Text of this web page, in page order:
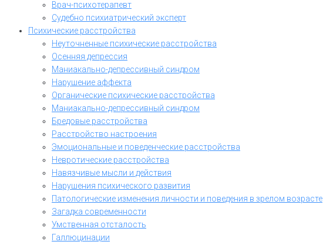
Врач-психотерапевт
Судебно психиатрический эксперт
Психические расстройства
Неуточненные психические расстройства
Осенняя депрессия
Маниакально-депрессивный синдром
Нарушение аффекта
Органические психические расстройства
Маниакально-депрессивный синдром
Бредовые расстройства
Расстройство настроения
Эмоциональные и поведенческие расстройства
Невротические расстройства
Навязчивые мысли и действия
Нарушения психического развития
Патологические изменения личности и поведения в зрелом возрасте
Загадка современности
Умственная отсталость
Галлюцинации